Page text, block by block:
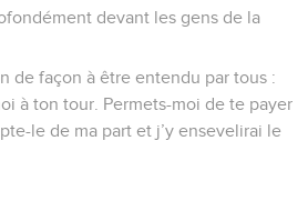
devant les gens de la
de façon à être entendu par tous :
à ton tour. Permets-moi de te payer
le de ma part et j’y ensevelirai le